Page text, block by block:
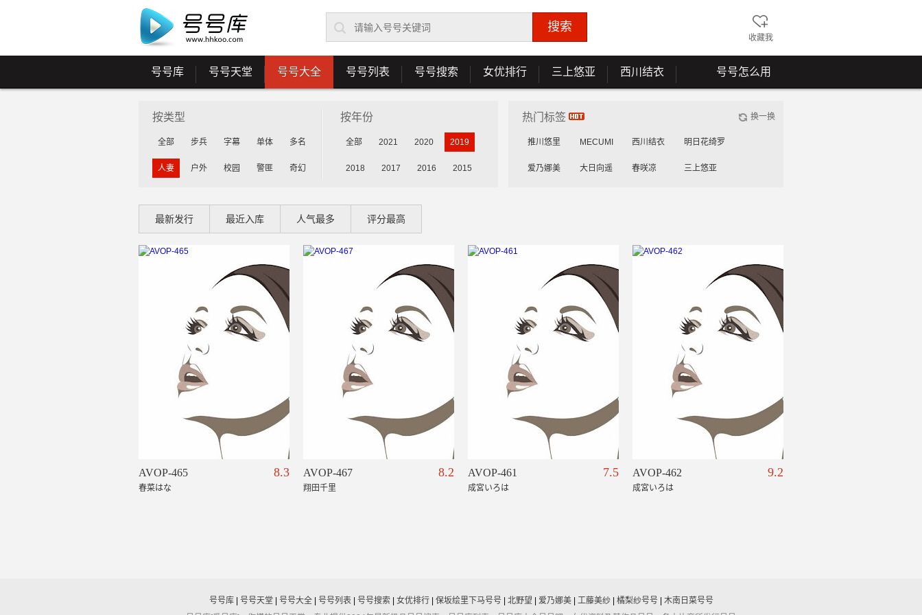
收藏我
号号库 号号天堂 号号大全 号号列表 号号搜索 女优排行 三上悠亚 西川结衣 号号怎么用
按类型
全部 步兵 字幕 单体 多名
人妻 户外 校园 警匪 奇幻
按年份
全部 2021 2020 2019
2018 2017 2016 2015
热门标签 换一换
推川悠里 MECUMI 西川结衣 明日花绮罗
爱乃娜美 大日向遥 春咲凉 三上悠亚
最新发行 最近入库 人气最多 评分最高
AVOP-465 8.3
春菜はな
AVOP-467 8.2
翔田千里
AVOP-461 7.5
成宮いろは
AVOP-462 9.2
成宮いろは
号号库| 号号天堂| 号号大全| 号号列表| 号号搜索| 女优排行| 保坂绘里下马号号| 北野望 爱乃娜美| 工藤美纱| 橘梨纱号号| 木南日菜号号